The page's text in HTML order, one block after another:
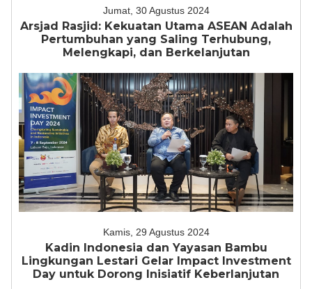
Jumat, 30 Agustus 2024
Arsjad Rasjid: Kekuatan Utama ASEAN Adalah
Pertumbuhan yang Saling Terhubung,
Melengkapi, dan Berkelanjutan
Kamis, 29 Agustus 2024
Kadin Indonesia dan Yayasan Bambu
Lingkungan Lestari Gelar Impact Investment
Day untuk Dorong Inisiatif Keberlanjutan